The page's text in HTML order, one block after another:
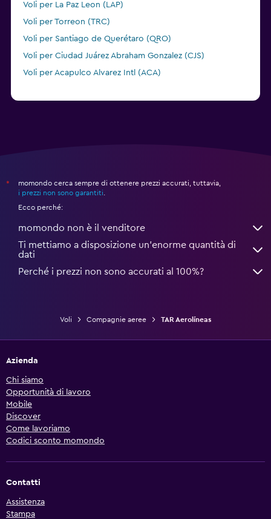
Voli per La Paz Leon (LAP)
Voli per Torreon (TRC)
Voli per Santiago de Querétaro (QRO)
Voli per Ciudad Juárez Abraham Gonzalez (CJS)
Voli per Acapulco Alvarez Intl (ACA)
*
momondo cerca sempre di ottenere prezzi accurati, tuttavia,
i prezzi non sono garantiti
Ecco perché:
momondo non è il venditore
Ti mettiamo a disposizione un’enorme quantità di
dati
Perché i prezzi non sono accurati al 100%?
Voli Compagnie aeree TAR Aerolíneas
Azienda
Chi siamo
Opportunità di lavoro
Mobile
Discover
Come lavoriamo
Codici sconto momondo
Contatti
Assistenza
Stampa